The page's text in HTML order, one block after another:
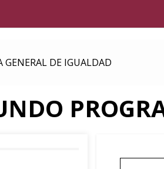
GENERAL DE IGUALDAD